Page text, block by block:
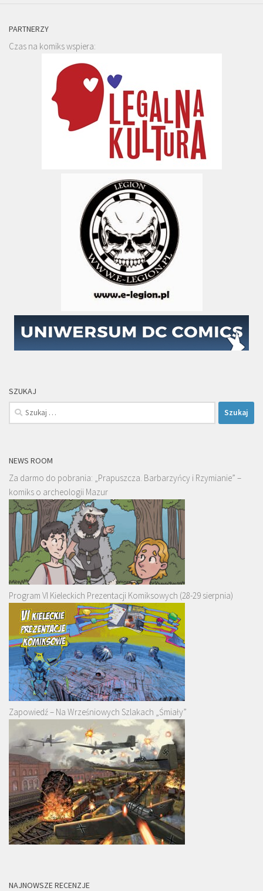
PARTNERZY
Czas na komiks wspiera:
SZUKAJ
Szukaj:
NEWS ROOM
Za darmo do pobrania: „Prapuszcza. Barbarzyńcy i Rzymianie” –
komiks o archeologii Mazur
Program VI Kieleckich Prezentacji Komiksowych (28-29 sierpnia)
Zapowiedź – Na Wrześniowych Szlakach „Śmiały”
NAJNOWSZE RECENZJE